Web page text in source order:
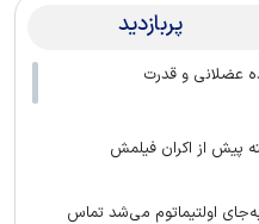
پربازدید
عضلانی و قدرت
پیش از اکران فیلمش
اولتیماتوم می‌شد تماس